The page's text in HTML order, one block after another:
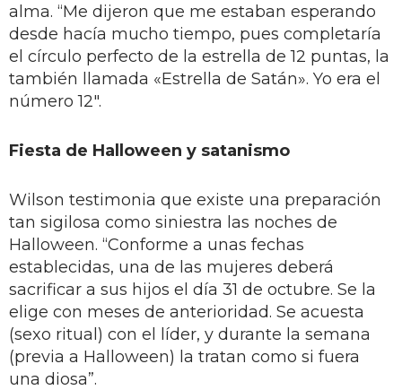
alma. “Me dijeron que me estaban esperando
desde hacía mucho tiempo, pues completaría
el círculo perfecto de la estrella de 12 puntas, la
también llamada «Estrella de Satán». Yo era el
número 12".
Fiesta de Halloween y satanismo
Wilson testimonia que existe una preparación
tan sigilosa como siniestra las noches de
Halloween. “Conforme a unas fechas
establecidas, una de las mujeres deberá
sacrificar a sus hijos el día 31 de octubre. Se la
elige con meses de anterioridad. Se acuesta
(sexo ritual) con el líder, y durante la semana
(previa a Halloween) la tratan como si fuera
una diosa”.